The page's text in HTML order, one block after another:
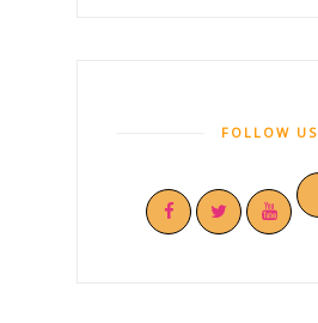
FOLLOW US